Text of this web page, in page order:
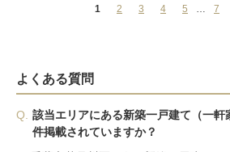
1 2 3 4 5 … 7
よくある質問
Q.
該当エリアにある新築一戸建て（一軒
件掲載されていますか？